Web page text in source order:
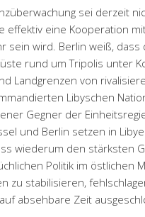
sei derzeit
effektiv eine Kooperation
sein wird. Berlin weiß,
rund um Tripolis unter
Landgrenzen von
Libyschen
Gegner der
und Berlin setzen in
wiederum den stärksten
Politik im östlichen
zu stabilisieren,
absehbare Zeit